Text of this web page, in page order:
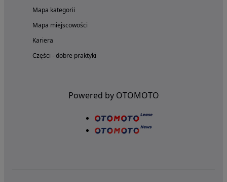
Mapa kategorii
Mapa miejscowości
Kariera
Części - dobre praktyki
Powered by OTOMOTO